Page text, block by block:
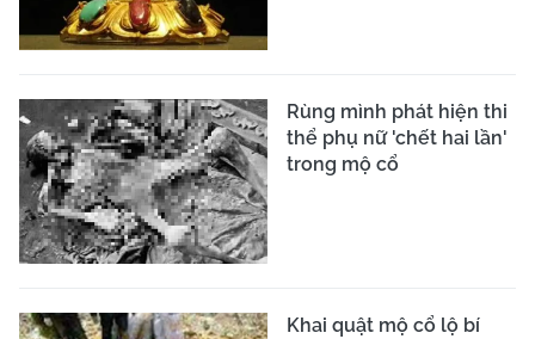
Rùng mình phát hiện thi
thể phụ nữ 'chết hai lần'
trong mộ cổ
Khai quật mộ cổ lộ bí